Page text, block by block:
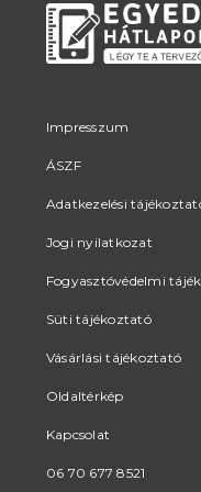
Impresszum
ÁSZF
Adatkezelési
Jogi nyilatkozat
Fogyasztóvédelmi
Süti tájékoztató
Vásárlási tájékoztató
Oldaltérkép
Kapcsolat
06 70 677 8521